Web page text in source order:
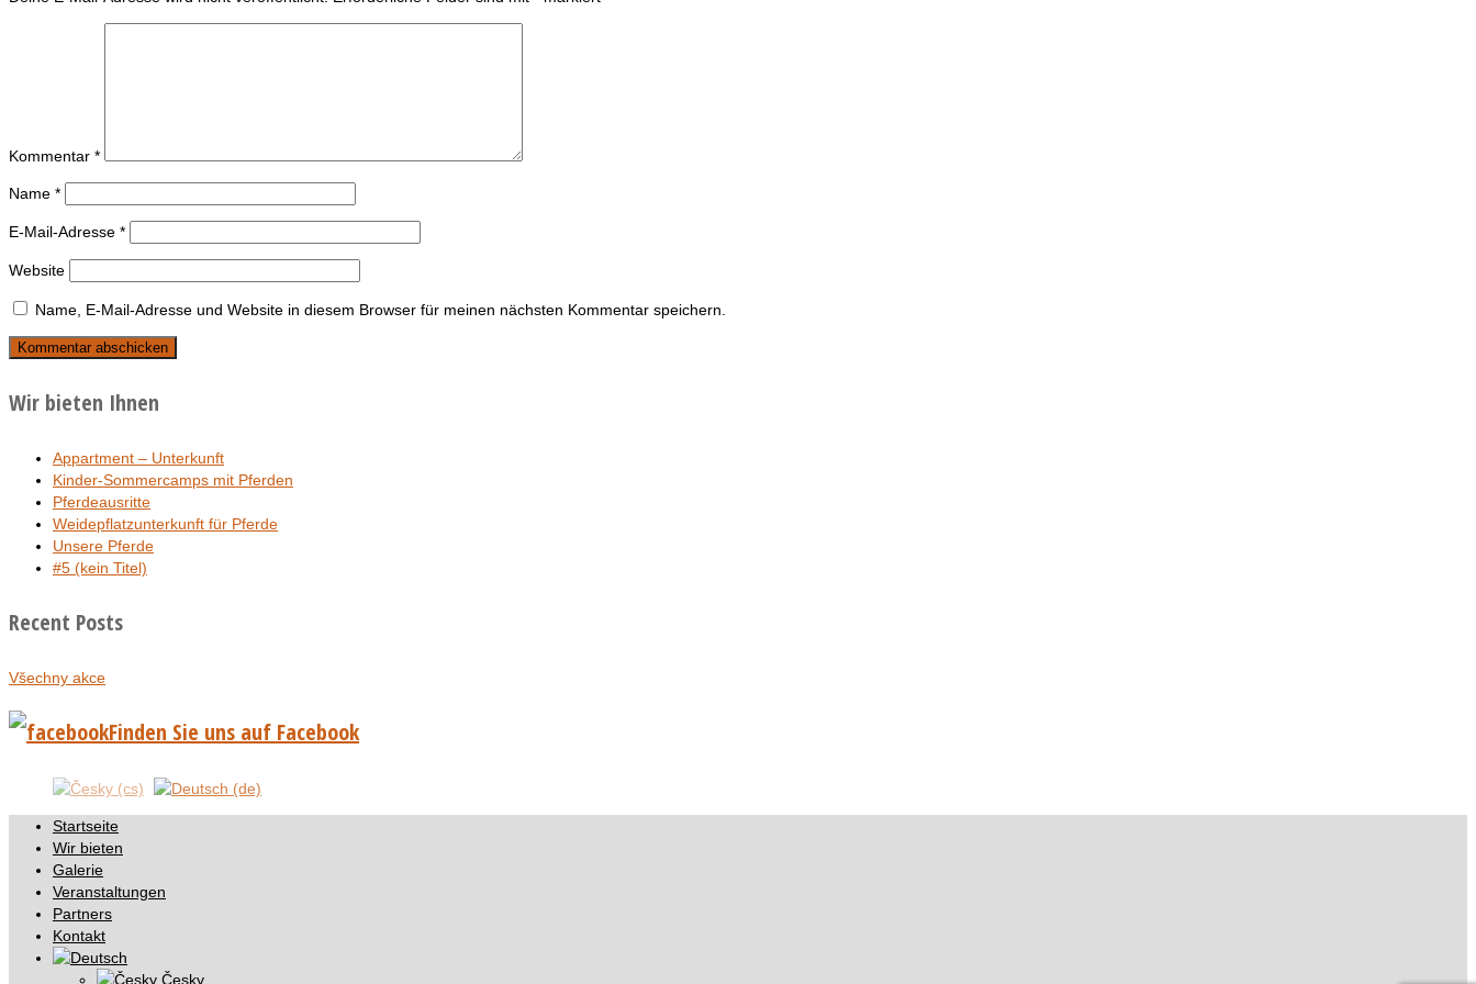
Kommentar *
Name *
E-Mail-Adresse *
Website
Name, E-Mail-Adresse und Website in diesem Browser für meinen nächsten Kommentar speichern.
Wir bieten Ihnen
Appartment – Unterkunft
Kinder-Sommercamps mit Pferden
Pferdeausritte
Weidepflatzunterkunft für Pferde
Unsere Pferde
#5 (kein Titel)
Recent Posts
Všechny akce
Finden Sie uns auf Facebook
Startseite
Wir bieten
Galerie
Veranstaltungen
Partners
Kontakt
Česky